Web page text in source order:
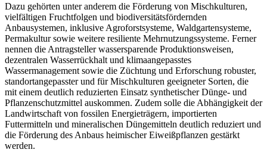
Dazu gehörten unter anderem die Förderung von Mischkulturen,
vielfältigen Fruchtfolgen und biodiversitätsfördernden
Anbausystemen, inklusive Agroforstsysteme, Waldgartensysteme,
Permakultur sowie weitere resiliente Mehrnutzungssysteme. Ferner
nennen die Antragsteller wassersparende Produktionsweisen,
dezentralen Wasserrückhalt und klimaangepasstes
Wassermanagement sowie die Züchtung und Erforschung robuster,
standortangepasster und für Mischkulturen geeigneter Sorten, die
mit einem deutlich reduzierten Einsatz synthetischer Dünge- und
Pflanzenschutzmittel auskommen. Zudem solle die Abhängigkeit der
Landwirtschaft von fossilen Energieträgern, importierten
Futtermitteln und mineralischen Düngemitteln deutlich reduziert und
die Förderung des Anbaus heimischer Eiweißpflanzen gestärkt
werden.